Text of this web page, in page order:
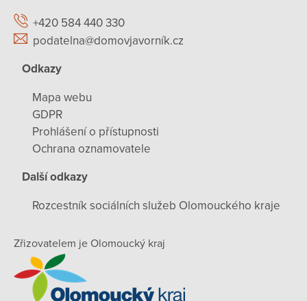
+420 584 440 330
podatelna@domovjavorník.cz
Odkazy
Mapa webu
GDPR
Prohlášení o přístupnosti
Ochrana oznamovatele
Další odkazy
Rozcestník sociálních služeb Olomouckého kraje
Zřizovatelem je Olomoucký kraj